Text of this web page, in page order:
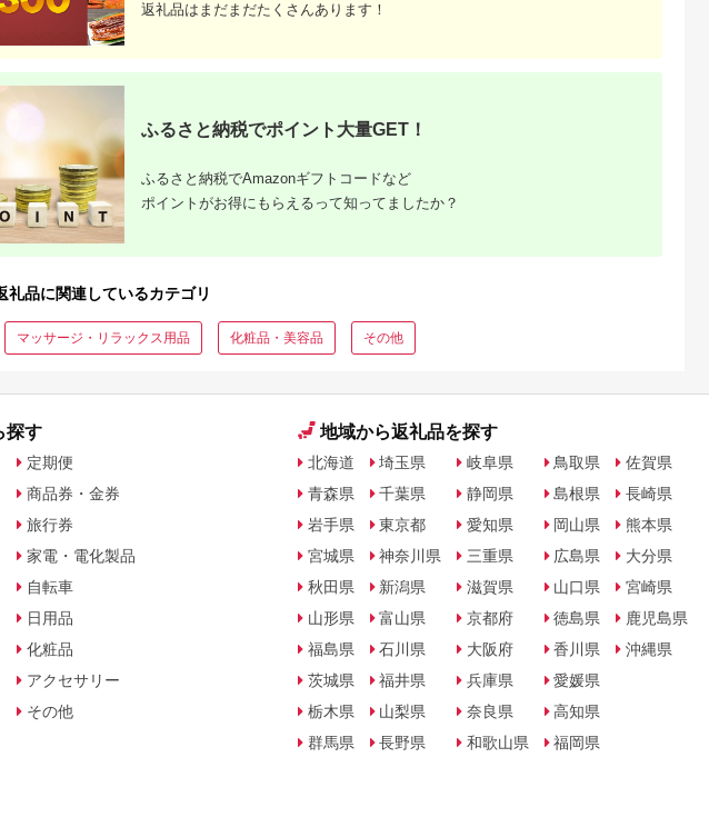
税のご紹介
返礼品はまだまだたくさんあります！
ふるさと納税でポイント大量GET！
ふるさと納税でAmazonギフトコードなど
ポイントがお得にもらえるって知ってましたか？
礼品に関連しているカテゴリ
マッサージ・リラックス用品 化粧品・美容品 その他
探す
定期便
商品券・金券
旅行券
家電・電化製品
自転車
日用品
化粧品
アクセサリー
その他
地域から返礼品を探す
北海道
青森県
岩手県
宮城県
秋田県
山形県
福島県
茨城県
栃木県
群馬県
埼玉県
千葉県
東京都
神奈川県
新潟県
富山県
石川県
福井県
山梨県
長野県
岐阜県
静岡県
愛知県
三重県
滋賀県
京都府
大阪府
兵庫県
奈良県
和歌山県
鳥取県
島根県
岡山県
広島県
山口県
徳島県
香川県
愛媛県
高知県
福岡県
佐賀県
長崎県
熊本県
大分県
宮崎県
鹿児島県
沖縄県